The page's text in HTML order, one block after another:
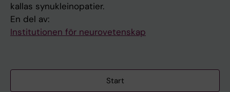
kallas synukleinopatier.
En del av:
Institutionen för neurovetenskap
Start